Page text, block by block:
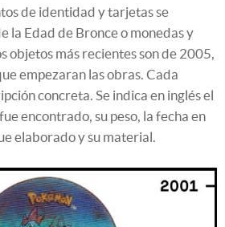
de identidad y tarjetas se
la Edad de Bronce o monedas y
objetos más recientes son de 2005,
empezaran las obras. Cada
concreta. Se indica en inglés el
encontrado, su peso, la fecha en
elaborado y su material.